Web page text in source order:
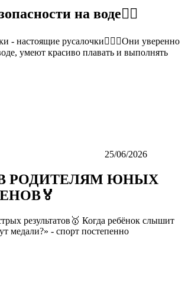
на воде👇🏼
- настоящие русалочки🏊‍♀️💙Они уверенно
умеют красиво плавать и выполнять
25/06/2026
РОДИТЕЛЯМ ЮНЫХ
результатов🥇 Когда ребёнок слышит
медали?» - спорт постепенно